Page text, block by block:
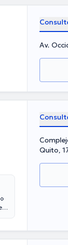
Av.
y
Quito,